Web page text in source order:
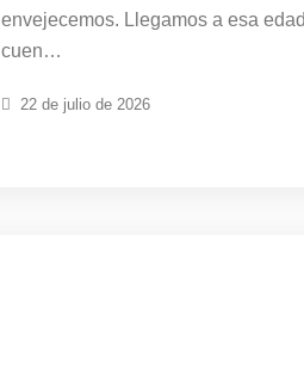
envejecemos. Llegamos a esa
cuen…
22 de julio de 2026